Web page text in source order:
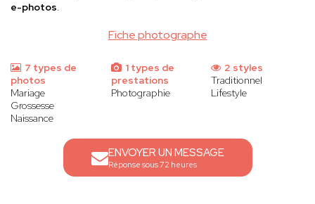
Fiche photographe
e-photos.
7 types de
photos
Mariage
Grossesse
Naissance
1 types de
prestations
Photographie
2 styles
Traditionnel
Lifestyle
ENVOYER UN MESSAGE
Réponse sous 72 heures